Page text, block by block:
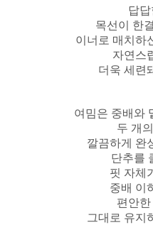
답답
목선이 한
이너로 매치하
자연스
더욱 세련
여밈은 중배와
두 개
깔끔하게 완
단추를
핏 자체
중배 이
편안
그대로 유지